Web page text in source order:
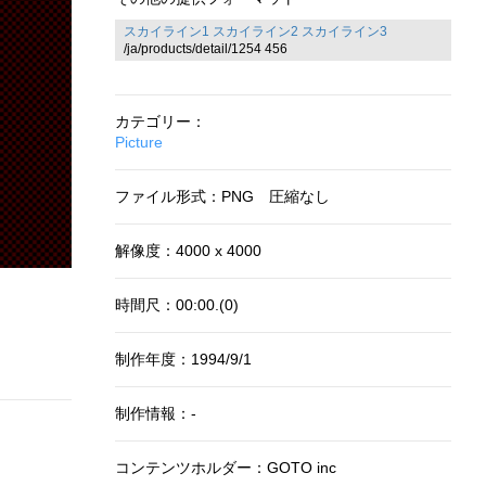
スカイライン1 スカイライン2 スカイライン3
/ja/products/detail/1254 456
カテゴリー：
Picture
ファイル形式：PNG 圧縮なし
解像度：4000 x 4000
時間尺：00:00.(0)
制作年度：1994/9/1
制作情報：-
コンテンツホルダー：GOTO inc